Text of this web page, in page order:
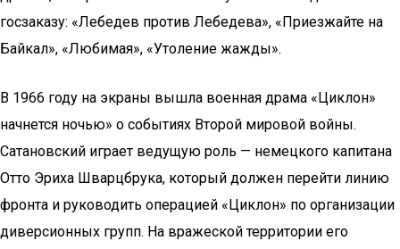
госзаказу: «Лебедев против Лебедева», «Приезжайте на
Байкал», «Любимая», «Утоление жажды».
В 1966 году на экраны вышла военная драма «Циклон»
начнется ночью» о событиях Второй мировой войны.
Сатановский играет ведущую роль — немецкого капитана
Отто Эриха Шварцбрука, который должен перейти линию
фронта и руководить операцией «Циклон» по организации
диверсионных групп. На вражеской территории его